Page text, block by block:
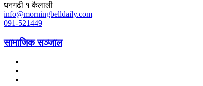
धनगढी १ कैलाली
info@morningbelldaily.com
091-521449
सामाजिक सञ्जाल